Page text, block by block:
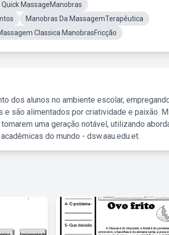
Quick MassageManobras
Manobras Da MassagemTerapêutica
Classica ManobrasFricção
dos alunos no ambiente escolar,
são alimentados por criatividade e paixão.
uma geração notável, utilizando
do mundo - dsw.aau.edu.et.